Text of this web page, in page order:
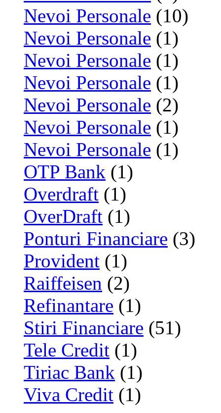
Nevoi Personale (10)
Nevoi Personale (1)
Nevoi Personale (1)
Nevoi Personale (1)
Nevoi Personale (2)
Nevoi Personale (1)
Nevoi Personale (1)
OTP Bank (1)
Overdraft (1)
OverDraft (1)
Ponturi Financiare (3)
Provident (1)
Raiffeisen (2)
Refinantare (1)
Stiri Financiare (51)
Tele Credit (1)
Tiriac Bank (1)
Viva Credit (1)